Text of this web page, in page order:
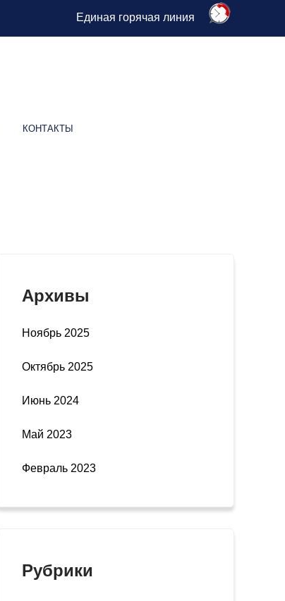
Единая горячая линия
КОНТАКТЫ
Архивы
Ноябрь 2025
Октябрь 2025
Июнь 2024
Май 2023
Февраль 2023
Рубрики